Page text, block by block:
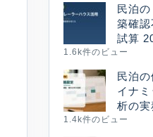
民泊
築確
試算
1.6k件のビュー
民泊
イナ
析の
1.4k件のビュー